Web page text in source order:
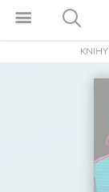
KNIHY